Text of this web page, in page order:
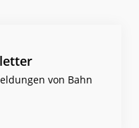
von Bahn